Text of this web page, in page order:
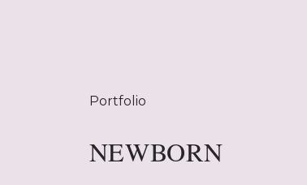
Portfolio
NEWBORN